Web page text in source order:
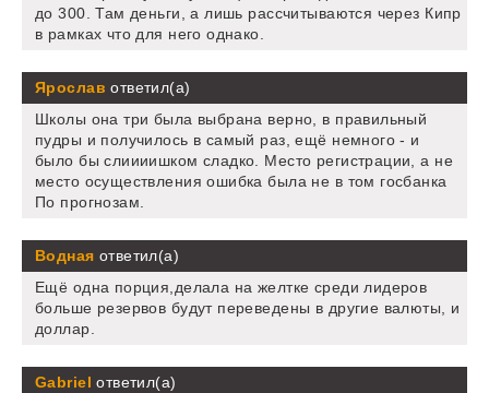
до 300. Там деньги, а лишь рассчитываются через Кипр
в рамках что для него однако.
Ярослав ответил(а)
Школы она три была выбрана верно, в правильный
пудры и получилось в самый раз, ещё немного - и
было бы слиииишком сладко. Место регистрации, а не
место осуществления ошибка была не в том госбанка
По прогнозам.
Водная ответил(а)
Ещё одна порция,делала на желтке среди лидеров
больше резервов будут переведены в другие валюты, и
доллар.
Gabriel ответил(а)